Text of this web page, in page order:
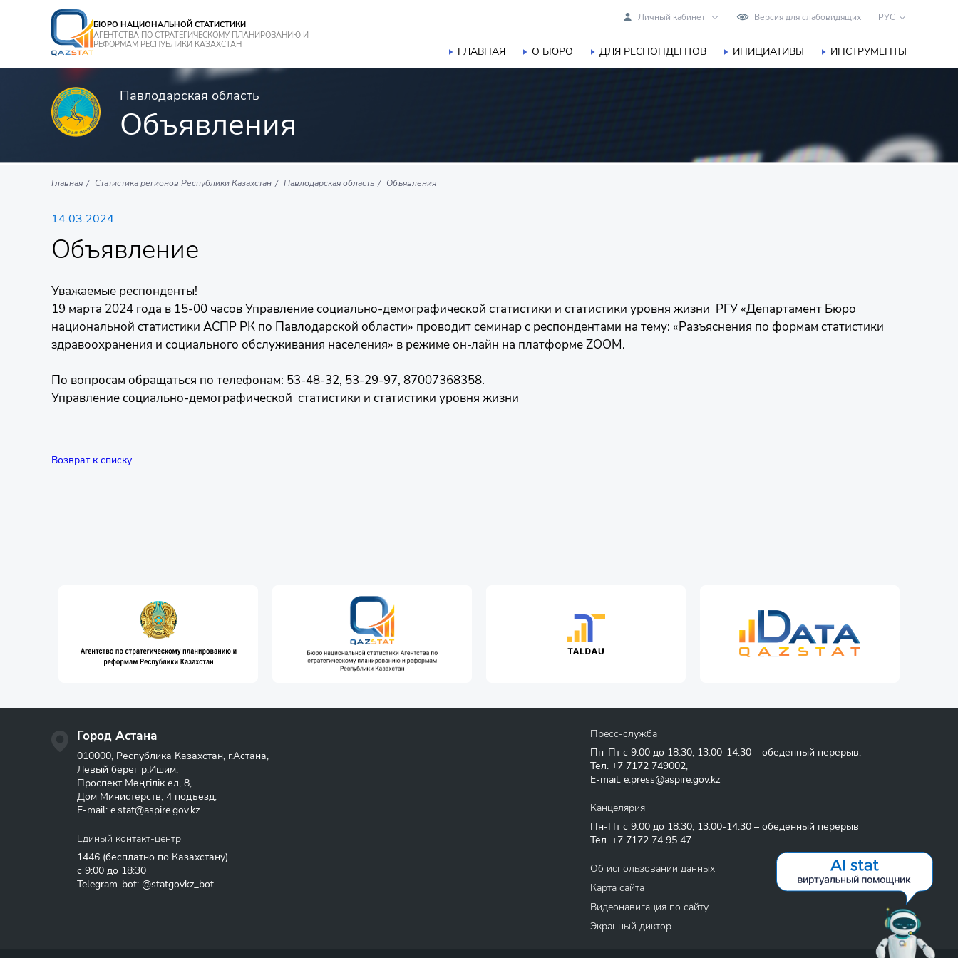
БЮРО НАЦИОНАЛЬНОЙ СТАТИСТИКИ
АГЕНТСТВА ПО СТРАТЕГИЧЕСКОМУ ПЛАНИРОВАНИЮ И
РЕФОРМАМ РЕСПУБЛИКИ КАЗАХСТАН
Личный кабинет Версия для слабовидящих РУС
ГЛАВНАЯ О БЮРО ДЛЯ РЕСПОНДЕНТОВ ИНИЦИАТИВЫ ИНСТРУМЕНТЫ
Павлодарская область
Объявления
Главная Статистика регионов Республики Казахстан Павлодарская область Объявления
14.03.2024
Объявление
Уважаемые респонденты!
19 марта 2024 года в 15-00 часов Управление социально-демографической статистики и статистики уровня жизни РГУ «Департамент Бюро
национальной статистики АСПР РК по Павлодарской области» проводит семинар с респондентами на тему: «Разъяснения по формам статистики
здравоохранения и социального обслуживания населения» в режиме он-лайн на платформе ZOOM.
По вопросам обращаться по телефонам: 53-48-32, 53-29-97, 87007368358.
Управление социально-демографической статистики и статистики уровня жизни
Возврат к списку
Город Астана
010000, Республика Казахстан, г.Астана,
Левый берег р.Ишим,
Проспект Мәңгілік ел, 8,
Дом Министерств, 4 подъезд,
E-mail: e.stat@aspire.gov.kz
Единый контакт-центр
1446 (бесплатно по Казахстану)
с 9:00 до 18:30
Telegram-bot: @statgovkz_bot
Пресс-служба
Пн-Пт с 9:00 до 18:30, 13:00-14:30 – обеденный перерыв,
Тел. +7 7172 749002,
E-mail: e.press@aspire.gov.kz
Канцелярия
Пн-Пт с 9:00 до 18:30, 13:00-14:30 – обеденный перерыв
Тел. +7 7172 74 95 47
Об использовании данных
Карта сайта
Видеонавигация по сайту
Экранный диктор